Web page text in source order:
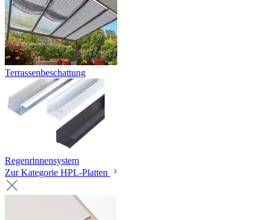
Terrassenbeschattung
Regenrinnensystem
Zur Kategorie HPL-Platten